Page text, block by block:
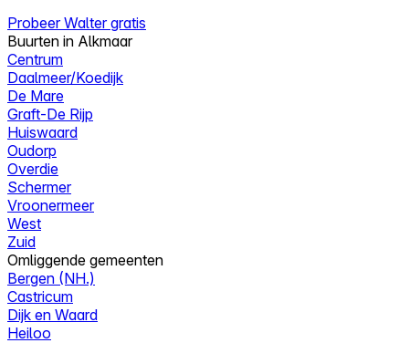
Probeer Walter gratis
Buurten in Alkmaar
Centrum
Daalmeer/Koedijk
De Mare
Graft-De Rijp
Huiswaard
Oudorp
Overdie
Schermer
Vroonermeer
West
Zuid
Omliggende gemeenten
Bergen (NH.)
Castricum
Dijk en Waard
Heiloo